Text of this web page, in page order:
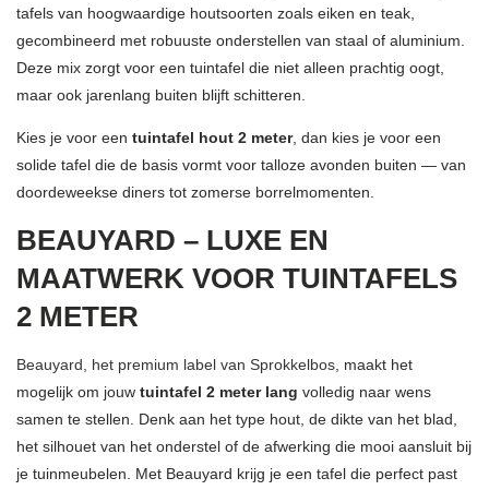
tafels van hoogwaardige houtsoorten zoals eiken en teak,
gecombineerd met robuuste onderstellen van staal of aluminium.
Deze mix zorgt voor een tuintafel die niet alleen prachtig oogt,
maar ook jarenlang buiten blijft schitteren.
Kies je voor een tuintafel hout 2 meter, dan kies je voor een
solide tafel die de basis vormt voor talloze avonden buiten — van
doordeweekse diners tot zomerse borrelmomenten.
BEAUYARD – LUXE EN
MAATWERK VOOR TUINTAFELS
2 METER
Beauyard, het premium label van Sprokkelbos , maakt het
mogelijk om jouw tuintafel 2 meter lang volledig naar wens
samen te stellen. Denk aan het type hout, de dikte van het blad,
het silhouet van het onderstel of de afwerking die mooi aansluit bij
je tuinmeubelen. Met Beauyard krijg je een tafel die perfect past